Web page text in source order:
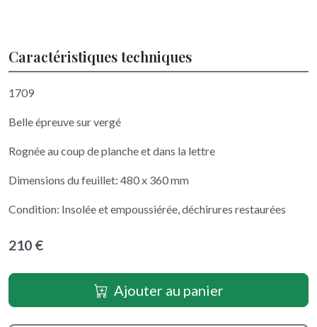
Caractéristiques techniques
1709
Belle épreuve sur vergé
Rognée au coup de planche et dans la lettre
Dimensions du feuillet: 480 x 360 mm
Condition: Insolée et empoussiérée, déchirures restaurées
210 €
Ajouter au panier